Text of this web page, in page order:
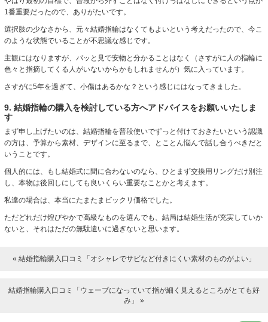
1番重要だったので、ありがたいです。
選択肢の少なさから、元々結婚指輪はなくてもよいという考えだったので、今こ
のような状態でいることが不思議な感じです。
主観にはなりますが、パッと見で安物と分かることはなく（さすがに人の指輪に
色々と指摘してくる人がいないからかもしれませんが）気に入っています。
さすがに5年を過ぎて、小傷はあるかな？という感じにはなってきました。
9. 結婚指輪の購入を検討している方へアドバイスをお願いいたしま
す
まず申し上げたいのは、結婚指輪を普段使いでずっと付けておきたいという認識
の方は、予算から素材、デザインに至るまで、とことん悩んで話し合うべきだと
いうことです。
個人的には、もし結婚式に間に合わないのなら、ひとまず交換用リングだけ別注
し、本物は後回しにしても良いくらい重要なことかと考えます。
私達の場合は、本当にたまたまビックリ価格でした。
ただどれだけ煌びやかで高級なものを選んでも、結局は結婚生活が充実していか
ないと、それはただの無駄遣いに過ぎないと思います。
« 結婚指輪購入口コミ「オシャレでサビなど付きにくい素材のものがよい」
結婚指輪購入口コミ「ウェーブになっていて指が細く見えるところがとても好
み」 »